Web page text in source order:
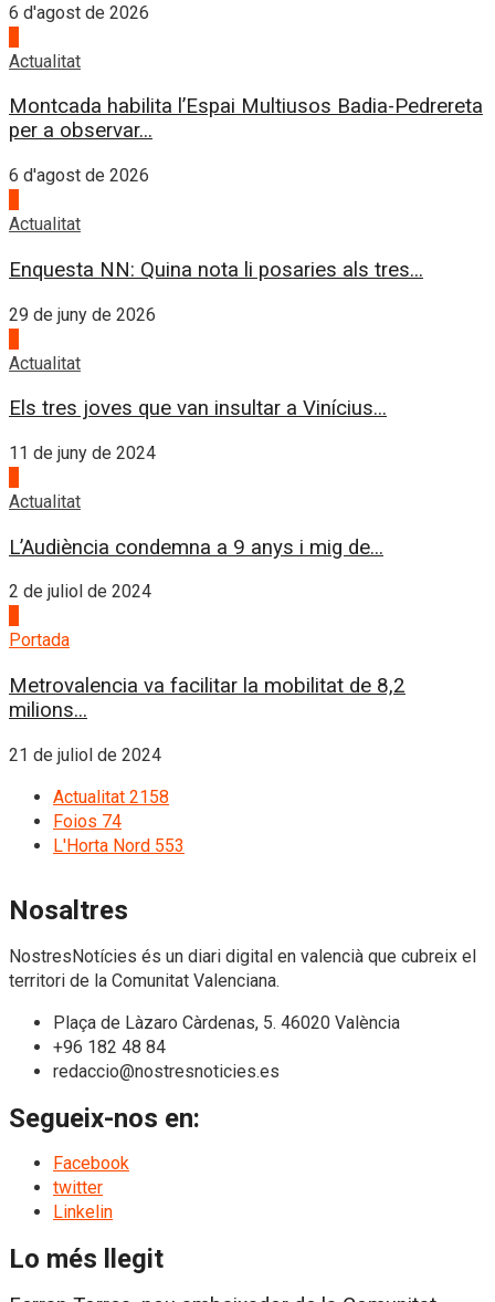
6 d'agost de 2026
Actualitat
Montcada habilita l’Espai Multiusos Badia-Pedrereta
per a observar...
6 d'agost de 2026
Actualitat
Enquesta NN: Quina nota li posaries als tres...
29 de juny de 2026
Actualitat
Els tres joves que van insultar a Vinícius...
11 de juny de 2024
Actualitat
L’Audiència condemna a 9 anys i mig de...
2 de juliol de 2024
Portada
Metrovalencia va facilitar la mobilitat de 8,2
milions...
21 de juliol de 2024
Actualitat 2158
Foios 74
L'Horta Nord 553
Nosaltres
NostresNotícies és un diari digital en valencià que cubreix el
territori de la Comunitat Valenciana.
Plaça de Làzaro Càrdenas, 5. 46020 València
+96 182 48 84
redaccio@nostresnoticies.es
Segueix-nos en:
Facebook
twitter
Linkelin
Lo més llegit